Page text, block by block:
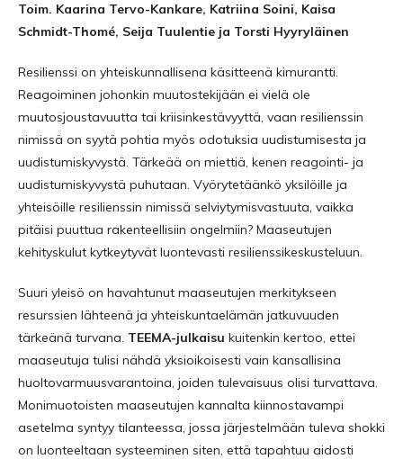
Toim. Kaarina Tervo-Kankare, Katriina Soini, Kaisa
Schmidt-Thomé, Seija Tuulentie ja Torsti Hyyryläinen
Resilienssi on yhteiskunnallisena käsitteenä kimurantti.
Reagoiminen johonkin muutostekijään ei vielä ole
muutosjoustavuutta tai kriisinkestävyyttä, vaan resilienssin
nimissä on syytä pohtia myös odotuksia uudistumisesta ja
uudistumiskyvystä. Tärkeää on miettiä, kenen reagointi- ja
uudistumis­kyvystä puhutaan. Vyörytetäänkö yksilöille ja
yhteisöille resilienssin nimissä selviytymisvastuuta, vaikka
pitäisi puuttua rakenteellisiin ongelmiin? Maaseutujen
kehityskulut kytkeytyvät luontevasti resilienssi­keskusteluun.
Suuri yleisö on havahtunut maaseutujen merkitykseen
resurssien lähteenä ja yhteiskunta­elämän jatkuvuuden
tärkeänä turvana. TEEMA-julkaisu kuitenkin kertoo, ettei
maaseutuja tulisi nähdä yksioikoisesti vain kansallisina
huoltovarmuusvarantoina, joiden tulevaisuus olisi turvattava.
Monimuotoisten maaseutujen kannalta kiinnostavampi
asetelma syntyy tilanteessa, jossa järjestelmään tuleva shokki
on luonteeltaan systeeminen siten, että tapahtuu aidosti